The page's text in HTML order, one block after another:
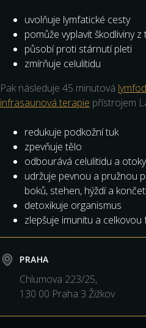
uvolňuje lymfatické cesty
pomůže vyplavit škodliviny z
působí proti stárnutí pleti
zmírňuje celulitidu
Pak následuje 45 minutová
infrasaunová terapie přístrojem
redukuje podkožní tuk
zpevňuje tělo
odbourává celulitidu a otoky
udržuje pevnou a pružnou
boků, stehen, hýždí a
detoxikuje organismus
zlepšuje imunitu a celkovou
PRAHA
Chlumova 223/25,
130 00 Praha 3 Žižkov